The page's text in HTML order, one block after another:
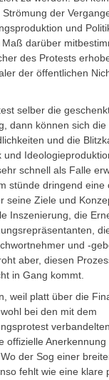
der
und
darüber
des Protests
der öffentlichen
selber die
dann können sich die
und die
und
schnell als Falle
stünde dringend eine
seine Ziele und
Inszenierung, die
und -
aber, diesen
in Gang kommt.
weil platt über die
bei den mit dem
offizielle Anerkennung
der Sog einer
fehlt wie eine klare